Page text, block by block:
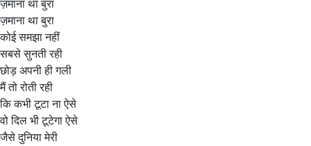
ज़माना था बुरा
ज़माना था बुरा
कोई समझा नहीं
सबसे सुनती रही
छोड़ अपनी ही गली
मैं तो रोती रही
कि कभी टूटा ना ऐसे
वो दिल भी टूटेगा ऐसे
जैसे दुनिया मेरी